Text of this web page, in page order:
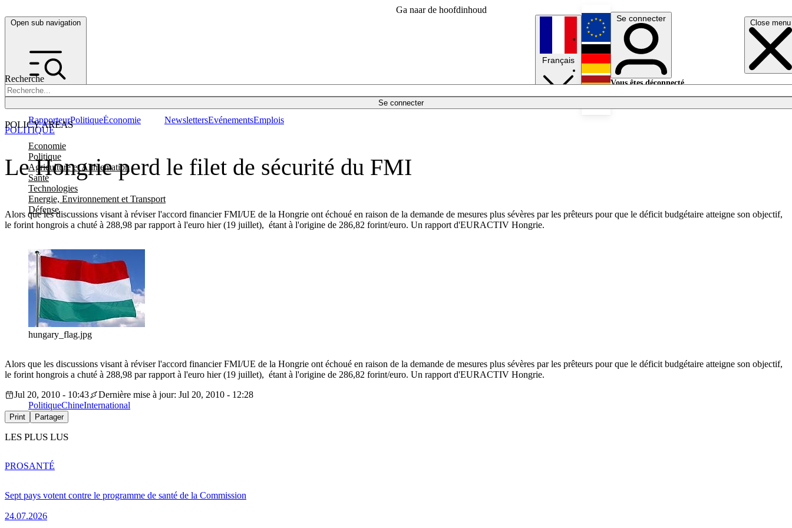
Ga naar de hoofdinhoud
Open sub navigation Close menu
Recherche
Se connecter
POLICY AREAS
Economie
Politique
Agriculture et Alimentation
Santé
Technologies
Energie, Environnement et Transport
Défense
RapporteurPolitiqueÉconomie NewslettersEvénementsEmplois
Français
English
Deutsch
Se connecter
Vous êtes déconnecté.
Le Hongrie perd le filet de sécurité du FMI
Alors que les discussions visant à réviser l'accord financier FMI/UE de la Hongrie ont échoué en raison de la demande de mesures plus sévères par les prêteurs pour que le déficit budgétaire atteigne son objectif,
le forint hongrois a chuté à 288,98 par rapport à l'euro hier (19 juillet), étant à l'origine de 286,82 forint/euro. Un rapport d'EURACTIV Hongrie.
POLITIQUE
hungary_flag.jpg
Alors que les discussions visant à réviser l'accord financier FMI/UE de la Hongrie ont échoué en raison de la demande de mesures plus sévères par les prêteurs pour que le déficit budgétaire atteigne son objectif,
le forint hongrois a chuté à 288,98 par rapport à l'euro hier (19 juillet), étant à l'origine de 286,82 forint/euro. Un rapport d'EURACTIV Hongrie.
Jul 20, 2010 - 10:43
Dernière mise à jour: Jul 20, 2010 - 12:28
PolitiqueChineInternational
Print Partager
LES PLUS LUS
Sept pays votent contre le programme de santé de la Commission
24.07.2026
PROSANTÉ